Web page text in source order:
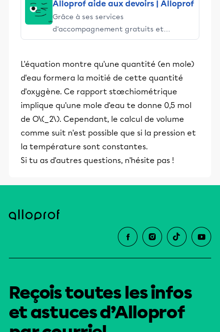
Alloprof aide aux devoirs | Alloprof
Grâce à ses services
d’accompagnement gratuits et
stimulants, Alloprof engage les élèves
éducative.
L'équation montre qu'une quantité (en mole)
d'eau formera la moitié de cette quantité
d'oxygène. Ce rapport stœchiométrique
implique qu'une mole d'eau te donne 0,5 mol
de O\(_2\). Cependant, le calcul de volume
comme suit n'est possible que si la pression et
la température sont constantes.
Si tu as d'autres questions, n'hésite pas !
Reçois toutes les infos
et astuces d’Alloprof